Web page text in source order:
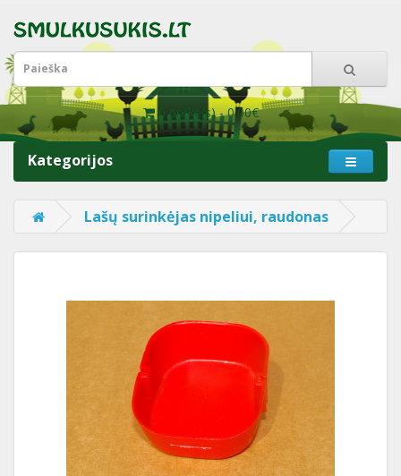
0 prekė(s) - 0.00€
Kategorijos
Lašų surinkėjas nipeliui, raudonas